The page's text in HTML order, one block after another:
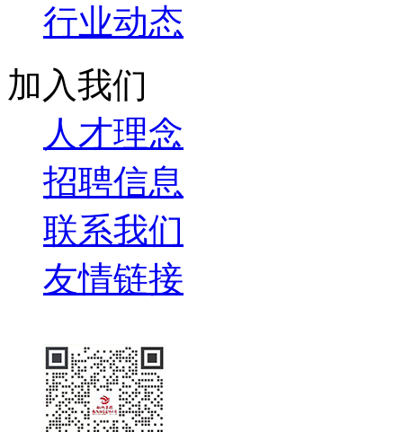
行业动态
加入我们
人才理念
招聘信息
联系我们
友情链接